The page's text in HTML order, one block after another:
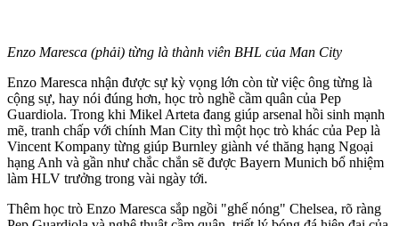
Enzo Maresca (phải) từng là thành viên BHL của Man City
Enzo Maresca nhận được sự kỳ vọng lớn còn từ việc ông từng là
cộng sự, hay nói đúng hơn, học trò nghề cầm quân của Pep
Guardiola. Trong khi Mikel Arteta đang giúp ars‌enal hồi sinh mạnh
mẽ, tranh chấp với chính Man City thì một học trò khác của Pep là
Vincent Kompany từng giúp Burnley giành vé thăng hạng Ngoại
hạng Anh và gần như chắc chắn sẽ được Bayern Munich bổ nhiệm
làm HLV trưởng trong vài ngày tới.
Thêm học trò Enzo Maresca sắp ngồi "ghế nóng" Chelsea, rõ ràng